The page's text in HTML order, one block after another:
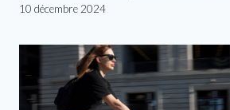
10 décembre 2024